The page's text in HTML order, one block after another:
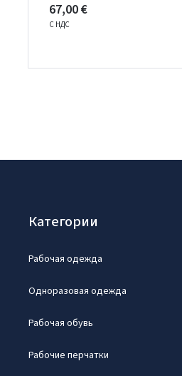
67,00 €
С НДС
Категории
Рабочая одежда
Одноразовая одежда
Рабочая обувь
Рабочие перчатки